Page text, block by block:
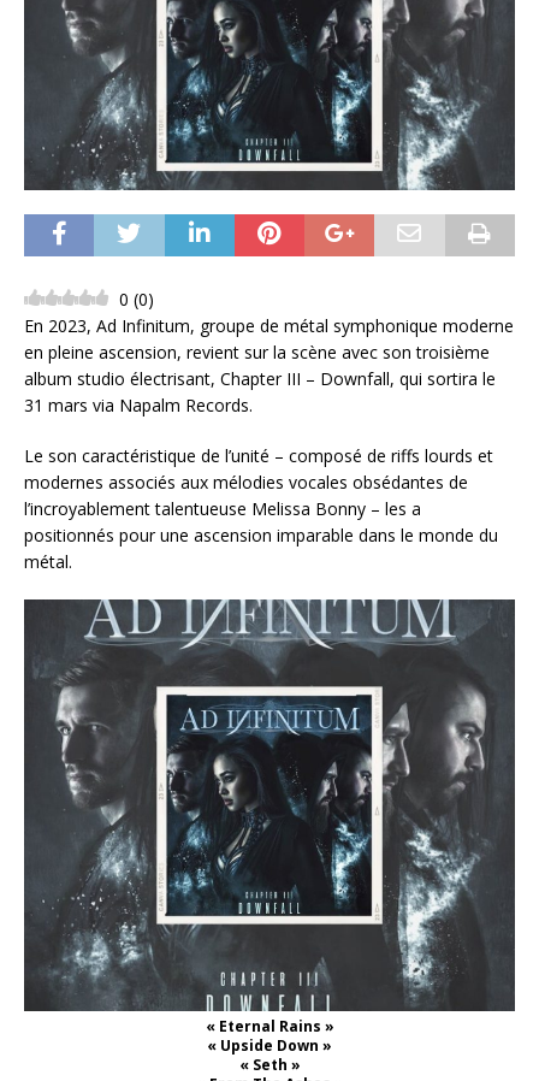
0 (0)
En 2023, Ad Infinitum, groupe de métal symphonique moderne
en pleine ascension, revient sur la scène avec son troisième
album studio électrisant, Chapter III – Downfall, qui sortira le
31 mars via Napalm Records.
Le son caractéristique de l’unité – composé de riffs lourds et
modernes associés aux mélodies vocales obsédantes de
l’incroyablement talentueuse Melissa Bonny – les a
positionnés pour une ascension imparable dans le monde du
métal.
« Eternal Rains »
« Upside Down »
« Seth »